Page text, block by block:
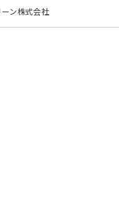
ン株式会社